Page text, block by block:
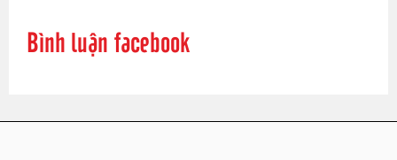
Bình luận facebook